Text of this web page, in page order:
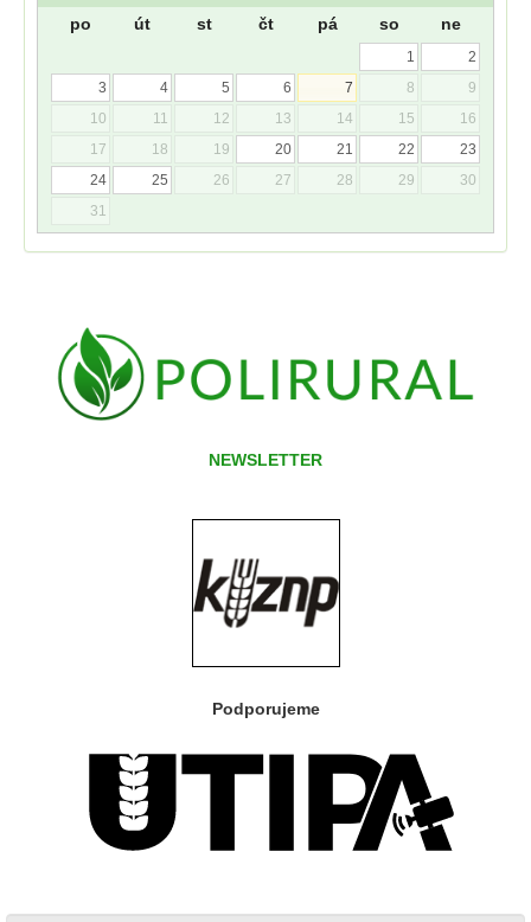
po út st čt pá so ne
1
2
3
4 5 6 7 8
9
10
11 12 13 14 15
16
17
18 19 20 21 22
23
24
25 26 27 28 29
30
31
NEWSLETTER
Podporujeme